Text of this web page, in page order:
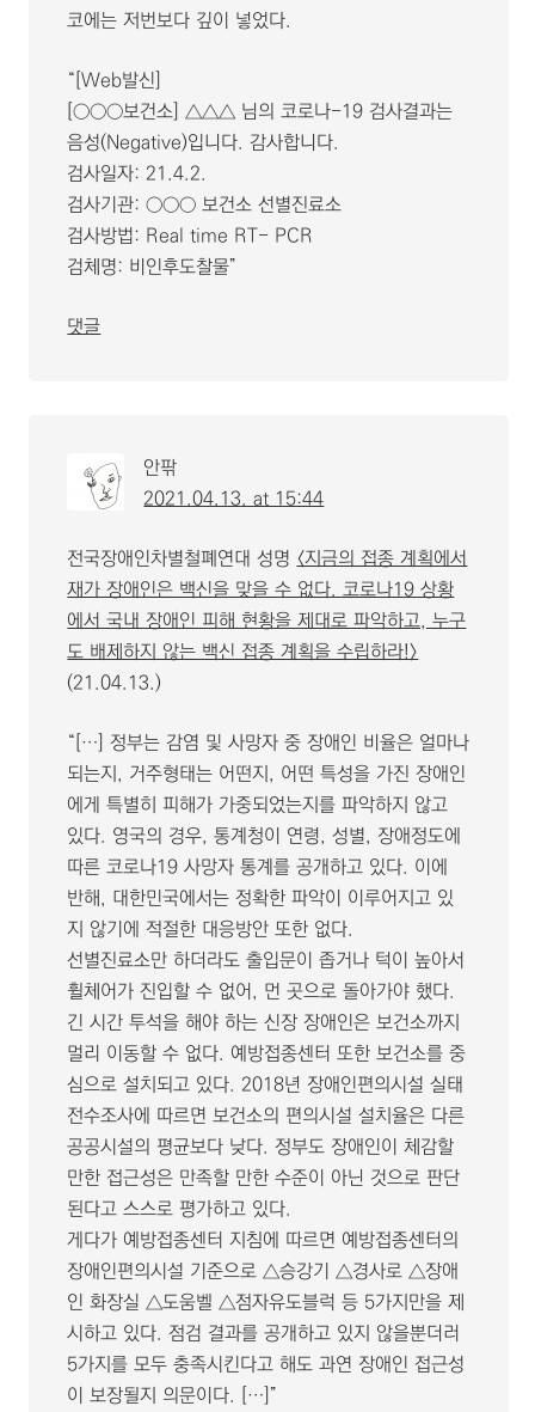
코에는 저번보다 깊이 넣었다.
[Web발신]
[○○○보건소] △△△ 님의 코로나-19 검사결과는
음성(Negative)입니다. 감사합니다.
검사일자: 21.4.2.
검사기관: ○○○ 보건소 선별진료소
검사방법: Real time RT- PCR
검체명: 비인후도찰물
댓글
안팎
2021.04.13. at 15:44
전국장애인차별철폐연대 성명〈지금의 접종 계획에서
재가 장애인은 백신을 맞을 수 없다. 코로나19 상황
에서 국내 장애인 피해 현황을 제대로 파악하고, 누구
도 배제하지 않는 백신 접종 계획을 수립하라!〉
(21.04.13.)
“[…] 정부는 감염 및 사망자 중 장애인 비율은 얼마나
되는지, 거주형태는 어떤지, 어떤 특성을 가진 장애인
에게 특별히 피해가 가중되었는지를 파악하지 않고
있다. 영국의 경우, 통계청이 연령, 성별, 장애정도에
따른 코로나19 사망자 통계를 공개하고 있다. 이에
반해, 대한민국에서는 정확한 파악이 이루어지고 있
지 않기에 적절한 대응방안 또한 없다.
선별진료소만 하더라도 출입문이 좁거나 턱이 높아서
휠체어가 진입할 수 없어, 먼 곳으로 돌아가야 했다.
긴 시간 투석을 해야 하는 신장 장애인은 보건소까지
멀리 이동할 수 없다. 예방접종센터 또한 보건소를 중
심으로 설치되고 있다. 2018년 장애인편의시설 실태
전수조사에 따르면 보건소의 편의시설 설치율은 다른
공공시설의 평균보다 낮다. 정부도 장애인이 체감할
만한 접근성은 만족할 만한 수준이 아닌 것으로 판단
된다고 스스로 평가하고 있다.
게다가 예방접종센터 지침에 따르면 예방접종센터의
장애인편의시설 기준으로 △승강기 △경사로 △장애
인 화장실 △도움벨 △점자유도블럭 등 5가지만을 제
시하고 있다. 점검 결과를 공개하고 있지 않을뿐더러
5가지를 모두 충족시킨다고 해도 과연 장애인 접근성
이 보장될지 의문이다. […]”